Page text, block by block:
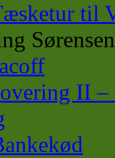
til
Sørensen
II